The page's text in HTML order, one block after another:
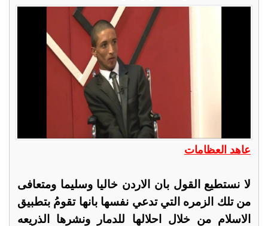
عاهد العظامات
لا نستطيع القول بان الاردن خاليا وسليما ومتعافى
من تلك الزمره التي تدعي نفسها بانها تقومُ بتطبيق
الاسلام من خلال احلالها للدمار ونشرها الذريعه